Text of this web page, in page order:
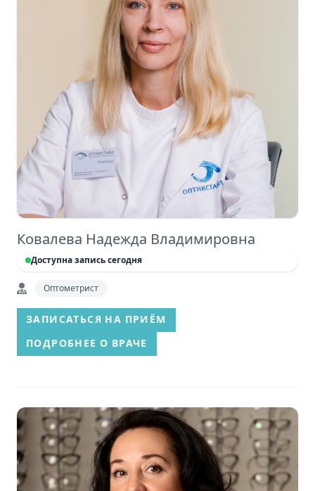
Ковалева Надежда Владимировна
Доступна запись сегодня
Оптометрист
ЗАПИСАТЬСЯ НА ПРИЁМ
ПОДРОБНЕЕ О ВРАЧЕ